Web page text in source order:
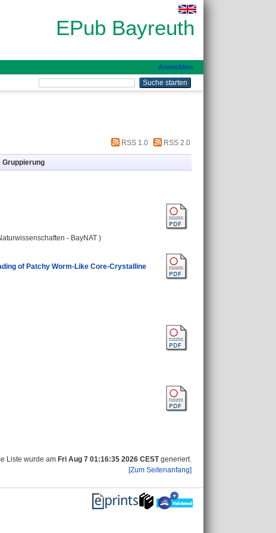
EPub Bayreuth
Anmelden
RSS 1.0 RSS 2.0
Gruppierung
- BayNAT )
of Patchy Worm‐Like Core‐Crystalline
Liste wurde am Fri Aug 7 01:16:35 2026 CESTgeneriert.
[Zum Seitenanfang]